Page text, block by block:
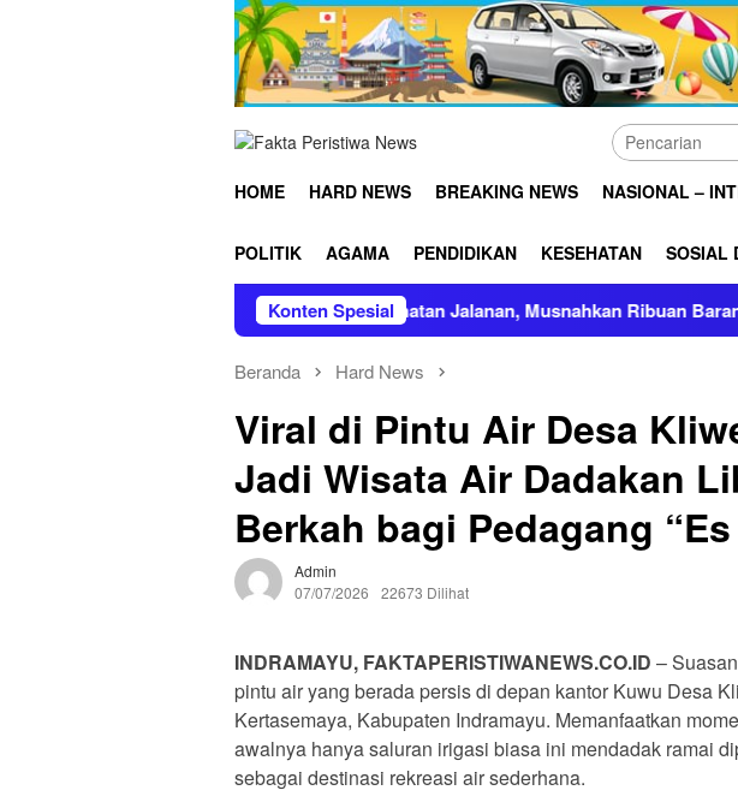
HOME HARD NEWS BREAKING NEWS NASIONAL –
POLITIK AGAMA PENDIDIKAN KESEHATAN SOSIAL
Konten Spesial
Ungkap 352 Kasus Kejahatan Jalanan, Musnahkan Ribuan Barang Bukti
Beranda Hard News
Viral di Pintu Air Desa
Jadi Wisata Air Dadakan
Berkah bagi Pedagang
Admin
07/07/2026
22673 Dilihat
INDRAMAYU, FAKTAPERISTIWANEWS.CO.ID –
pintu air yang berada persis di depan kantor Kuwu Desa
Kertasemaya, Kabupaten Indramayu. Memanfaatkan
awalnya hanya saluran irigasi biasa ini mendadak ramai
sebagai destinasi rekreasi air sederhana.